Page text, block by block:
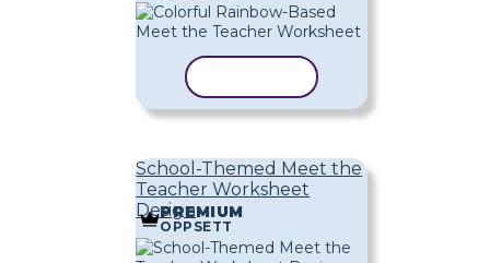
School-Themed Meet the
Teacher Worksheet
Design
PREMIUM
OPPSETT